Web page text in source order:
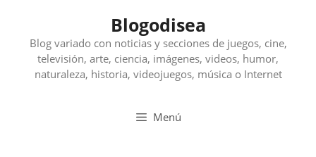
contenido
Blogodisea
Blog variado con noticias y secciones de juegos, cine,
televisión, arte, ciencia, imágenes, videos, humor,
naturaleza, historia, videojuegos, música o Internet
Menú